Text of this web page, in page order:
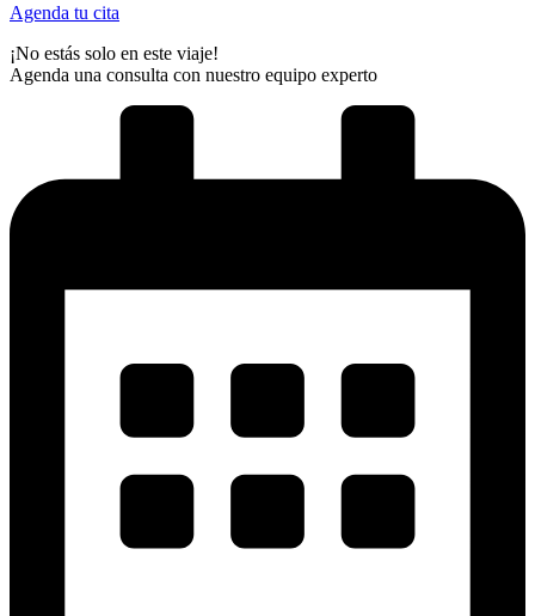
Agenda tu cita
¡No estás solo en este viaje!
Agenda una consulta con nuestro equipo experto